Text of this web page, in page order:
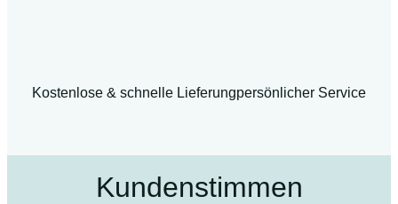
Kostenlose & schnelle Lieferungpersönlicher Service
Kundenstimmen